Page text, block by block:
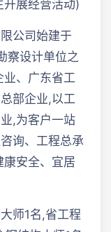
展经营活动)
公司始建于
察设计单位之
业、广东省工
部企业,以工
,为客户一站
询、工程总承
安全、宜居
师1名,省工程